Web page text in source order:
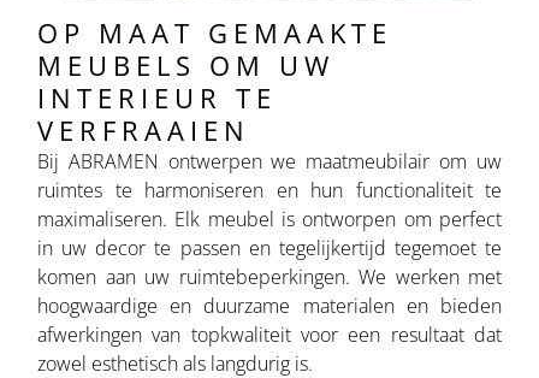
OP MAAT GEMAAKTE
MEUBELS OM UW
INTERIEUR TE
VERFRAAIEN
Bij ABRAMEN ontwerpen we maatmeubilair om uw
ruimtes te harmoniseren en hun functionaliteit te
maximaliseren. Elk meubel is ontworpen om perfect
in uw decor te passen en tegelijkertijd tegemoet te
komen aan uw ruimtebeperkingen. We werken met
hoogwaardige en duurzame materialen en bieden
afwerkingen van topkwaliteit voor een resultaat dat
zowel esthetisch als langdurig is.